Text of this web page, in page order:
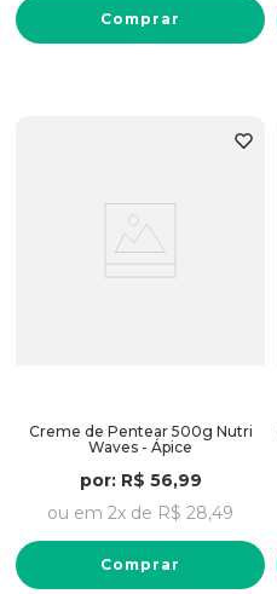
Comprar
Creme de Pentear 500g Nutri
Waves - Ápice
por: R$ 56,99
ou em 2x de R$ 28,49
Comprar